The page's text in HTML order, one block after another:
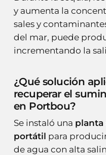
y aumenta la
sales y
del mar, puede
incrementando la
¿Qué solución
recuperar el
en Portbou?
Se instaló una planta
portátil para
de agua con alta